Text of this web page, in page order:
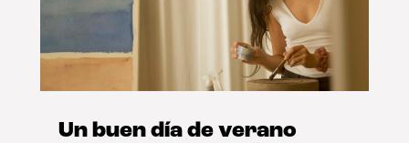
Un buen día de verano